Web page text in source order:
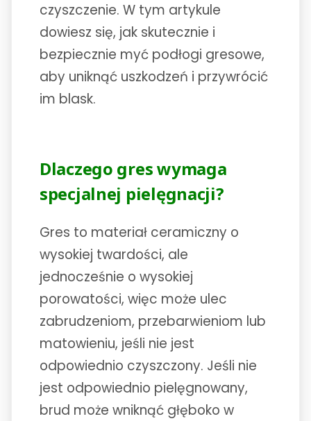
czyszczenie. W tym artykule
dowiesz się, jak skutecznie i
bezpiecznie myć podłogi gresowe,
aby uniknąć uszkodzeń i przywrócić
im blask.
Dlaczego gres wymaga
specjalnej pielęgnacji?
Gres to materiał ceramiczny o
wysokiej twardości, ale
jednocześnie o wysokiej
porowatości, więc może ulec
zabrudzeniom, przebarwieniom lub
matowieniu, jeśli nie jest
odpowiednio czyszczony. Jeśli nie
jest odpowiednio pielęgnowany,
brud może wniknąć głęboko w